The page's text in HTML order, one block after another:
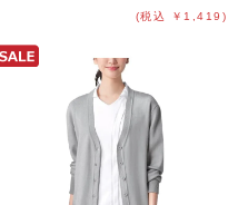
(税込 ￥1,419)